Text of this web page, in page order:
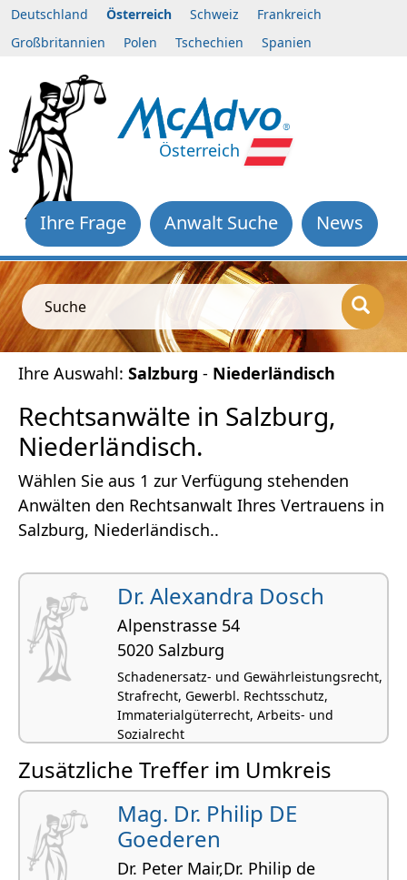
Deutschland Österreich Schweiz
Frankreich
Großbritannien
Polen Tschechien Spanien
Österreich
News
Anwalt Suche
Ihre Frage
Suche
Ihre Auswahl: Salzburg - Niederländisch
Rechtsanwälte in Salzburg,
Niederländisch.
Wählen Sie aus 1 zur Verfügung stehenden
Anwälten den Rechtsanwalt Ihres Vertrauens in
Salzburg, Niederländisch..
Dr. Alexandra Dosch
Alpenstrasse 54
5020 Salzburg
Schadenersatz- und Gewährleistungsrecht,
Strafrecht, Gewerbl. Rechtsschutz,
Immaterialgüterrecht, Arbeits- und
Sozialrecht
Zusätzliche Treffer im Umkreis
Mag. Dr. Philip DE
Goederen
Dr. Peter Mair,Dr. Philip de